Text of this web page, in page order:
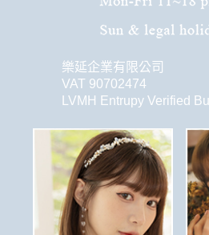
樂延企業有限公司
VAT 90702474
LVMH Entrupy Verified